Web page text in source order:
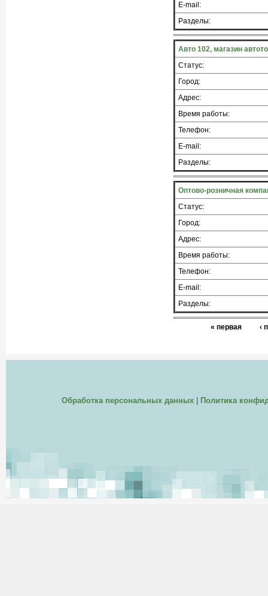
E-mail:
Разделы:
Авто 102, магазин
Статус:
Город:
Адрес:
Время работы:
Телефон:
E-mail:
Разделы:
Оптово-розничная
Статус:
Город:
Адрес:
Время работы:
Телефон:
E-mail:
Разделы:
« первая ‹
Обработка персональных данных| Политика